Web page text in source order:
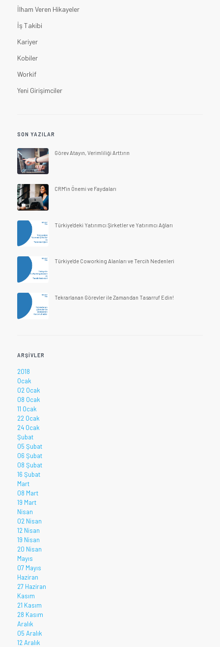
İlham Veren Hikayeler
İş Takibi
Kariyer
Kobiler
Workif
Yeni Girişimciler
SON YAZILAR
Görev Atayın, Verimliliği Arttırın
CRM'in Önemi ve Faydaları
Türkiye'deki Yatırımcı Şirketler ve Yatırımcı Ağları
Türkiye'de Coworking Alanları ve Tercih Nedenleri
Tekrarlanan Görevler ile Zamandan Tasarruf Edin!
ARŞIVLER
2018
Ocak
02 Ocak
08 Ocak
11 Ocak
22 Ocak
24 Ocak
Şubat
05 Şubat
06 Şubat
08 Şubat
16 Şubat
Mart
08 Mart
19 Mart
Nisan
02 Nisan
12 Nisan
19 Nisan
20 Nisan
Mayıs
07 Mayıs
Haziran
27 Haziran
Kasım
21 Kasım
28 Kasım
Aralık
05 Aralık
12 Aralık